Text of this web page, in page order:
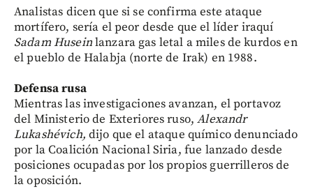
Analistas dicen que si se confirma este ataque
mortífero, sería el peor desde que el líder iraquí
Sadam Huseinlanzara gas letal a miles de kurdos en
el pueblo de Halabja (norte de Irak) en 1988.
Defensa rusa
Mientras las investigaciones avanzan, el portavoz
del Ministerio de Exteriores ruso,Alexandr
Lukashévich, dijo que el ataque químico denunciado
por la Coalición Nacional Siria, fue lanzado desde
posiciones ocupadas por los propios guerrilleros de
la oposición.